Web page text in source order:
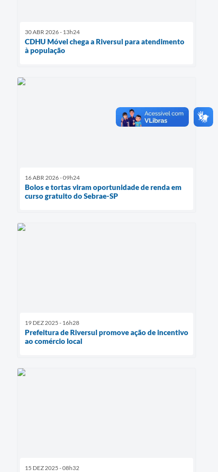
30 ABR 2026 - 13h24
CDHU Móvel chega a Riversul para atendimento
à população
16 ABR 2026 - 09h24
Bolos e tortas viram oportunidade de renda em
curso gratuito do Sebrae-SP
19 DEZ 2025 - 16h28
Prefeitura de Riversul promove ação de incentivo
ao comércio local
15 DEZ 2025 - 08h32